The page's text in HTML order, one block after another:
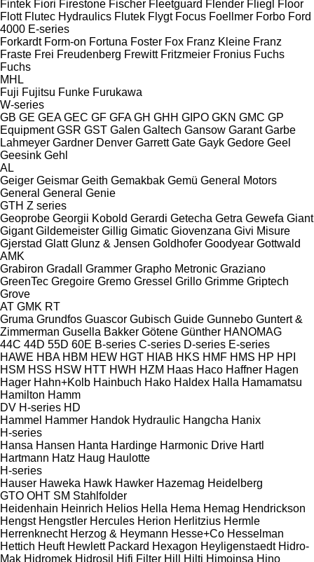
Fintek Fiori Firestone Fischer Fleetguard Flender Fliegl
Floor
Flott Flutec Hydraulics Flutek Flygt Focus Foellmer Forbo Ford
4000 E-series
Forkardt Form-on Fortuna Foster Fox Franz Kleine Franz
Fraste Frei Freudenberg Frewitt Fritzmeier Fronius Fuchs
Fuchs
MHL
Fuji Fujitsu Funke Furukawa
W-series
GB GE GEA GEC GF GFA GH GHH GIPO GKN GMC GP
Equipment GSR GST Galen Galtech Gansow Garant Garbe
Lahmeyer Gardner Denver Garrett Gate Gayk Gedore Geel
Geesink Gehl
AL
Geiger Geismar Geith Gemakbak Gemü General Motors
General General Genie
GTH Z series
Geoprobe Georgii Kobold Gerardi Getecha Getra Gewefa Giant
Gigant Gildemeister Gillig Gimatic Giovenzana Givi Misure
Gjerstad Glatt Glunz & Jensen Goldhofer Goodyear Gottwald
AMK
Grabiron Gradall Grammer Grapho Metronic Graziano
GreenTec Gregoire Gremo Gressel Grillo Grimme Griptech
Grove
AT GMK RT
Gruma Grundfos Guascor Gubisch Guide Gunnebo Guntert &
Zimmerman Gusella Bakker Götene Günther HANOMAG
44C 44D 55D 60E B-series C-series D-series E-series
HAWE HBA HBM HEW HGT HIAB HKS HMF HMS HP HPI
HSM HSS HSW HTT HWH HZM Haas Haco Haffner Hagen
Hager Hahn+Kolb Hainbuch Hako Haldex Halla Hamamatsu
Hamilton Hamm
DV H-series HD
Hammel Hammer Handok Hydraulic Hangcha Hanix
H-series
Hansa Hansen Hanta Hardinge Harmonic Drive Hartl
Hartmann Hatz Haug Haulotte
H-series
Hauser Haweka Hawk Hawker Hazemag Heidelberg
GTO OHT SM Stahlfolder
Heidenhain Heinrich Helios Hella Hema Hemag Hendrickson
Hengst Hengstler Hercules Herion Herlitzius Hermle
Herrenknecht Herzog & Heymann Hesse+Co Hesselman
Hettich Heuft Hewlett Packard Hexagon Heyligenstaedt Hidro-
Mak Hidromek Hidrosil Hifi Filter Hill Hilti Himoinsa Hino